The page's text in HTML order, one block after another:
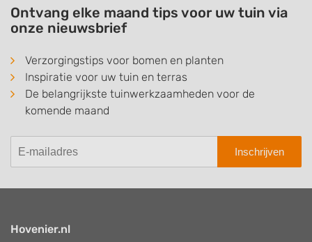
Ontvang elke maand tips voor uw tuin via
onze nieuwsbrief
Verzorgingstips voor bomen en planten
Inspiratie voor uw tuin en terras
De belangrijkste tuinwerkzaamheden voor de
komende maand
Inschrijven
Hovenier.nl